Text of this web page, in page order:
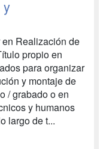
y
Realización de
propio en
para organizar
y montaje de
/ grabado o en
y humanos
largo de t...